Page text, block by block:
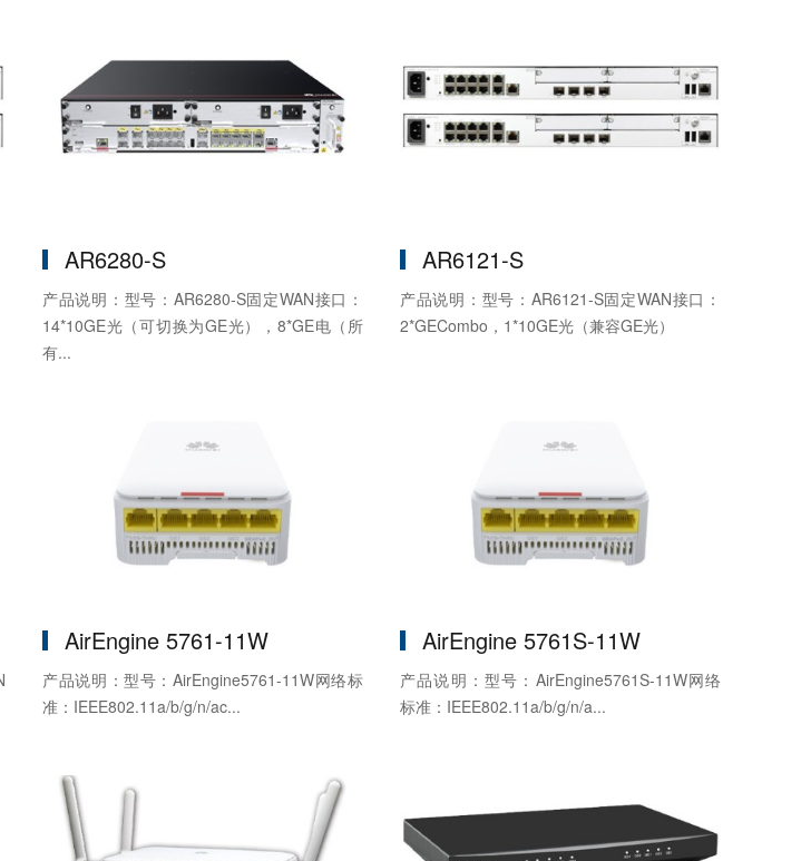
AR6280-S
产品说明：型号：AR6280-S固定WAN接口：
14*10GE光（可切换为GE光），8*GE电（所
有...
AR6121-S
产品说明：型号：AR6121-S固定WAN接口：
2*GECombo，1*10GE光（兼容GE光）
AirEngine 5761-11W
产品说明：型号：AirEngine5761-11W网络标
准：IEEE802.11a/b/g/n/ac...
AirEngine 5761S-11W
产品说明：型号：AirEngine5761S-11W网络
标准：IEEE802.11a/b/g/n/a...